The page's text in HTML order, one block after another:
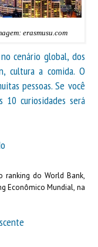
erasmusu.com
cenário global, dos
cultura a comida. O
pessoas. Se você
10 curiosidades será
ranking do World Bank,
Econômico Mundial, na